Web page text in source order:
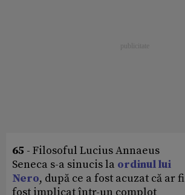
65 - Filosoful Lucius Annaeus
Seneca s-a sinucis la ordinul lui
Nero, după ce a fost acuzat că ar fi
fost implicat într-un complot